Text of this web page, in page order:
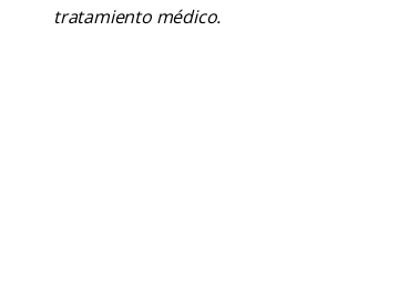
tratamiento médico.